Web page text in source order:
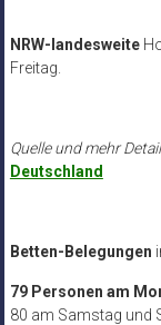
NRW-landesweite
Freitag.
Quelle und mehr
Deutschland
Betten-Belegungen
79 Personen am
80 am Samstag und